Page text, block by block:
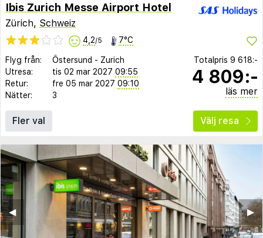
Ibis Zurich Messe Airport Hotel
Zürich, Schweiz
4,2/5 7°C
Flyg från: Östersund - Zurich
Utresa:
tis 02 mar 2027 09:55
Retur:
fre 05 mar 2027 09:10
Nätter:
3
Totalpris 9 618:-
4 809:-
läs mer
Fler val Välj resa
▶︎
◀︎